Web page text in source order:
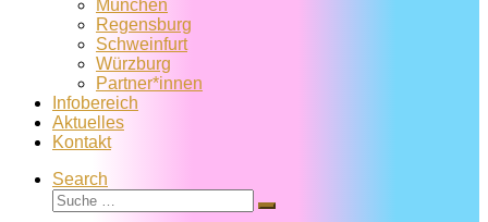
München
Regensburg
Schweinfurt
Würzburg
Partner*innen
Infobereich
Aktuelles
Kontakt
Search
Suche
Suche